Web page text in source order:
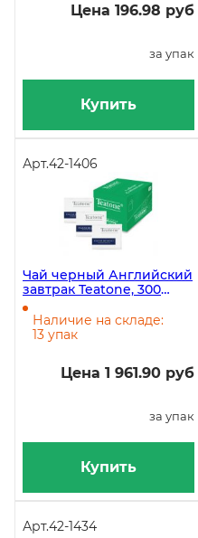
Цена 196.98 руб
за упак
Купить
Арт.42-1406
Чай черный Английский
завтрак Teatone, 300
штук по 1,8 г
Наличие на складе:
13 упак
Цена 1 961.90 руб
за упак
Купить
Арт.42-1434